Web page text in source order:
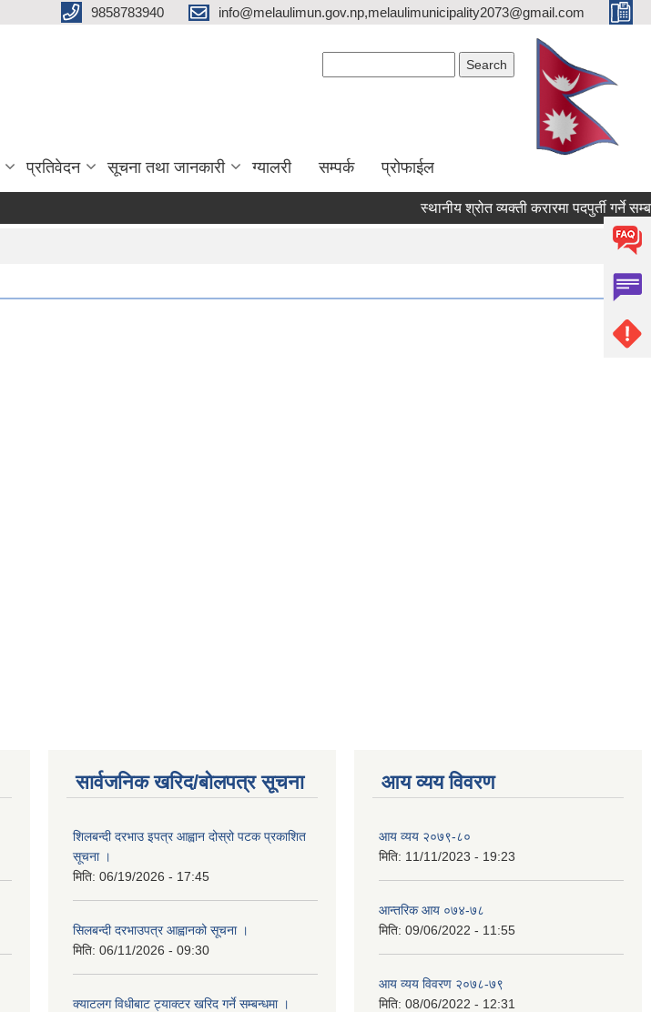
9858783940 info@melaulimun.gov.np,melaulimunicipality2073@gmail.com
प्रतिवेदन सूचना तथा जानकारी ग्यालरी सम्पर्क प्रोफाईल
स्थानीय श्रोत व्यक्ती करारमा पदपुर्ती गर्ने
सार्वजनिक खरिद/बोलपत्र सूचना
शिलबन्दी दरभाउ इपत्र आह्वान दोस्रो पटक प्रकाशित
सूचना ।
मिति: 06/19/2026 - 17:45
सिलबन्दी दरभाउपत्र आह्वानको सूचना ।
मिति: 06/11/2026 - 09:30
क्याटलग विधीबाट ट्याक्टर खरिद गर्ने सम्बन्धमा ।
आय व्यय विवरण
आय व्यय २०७९-८०
मिति: 11/11/2023 - 19:23
आन्तरिक आय ०७४-७८
मिति: 09/06/2022 - 11:55
आय व्यय विवरण २०७८-७९
मिति: 08/06/2022 - 12:31